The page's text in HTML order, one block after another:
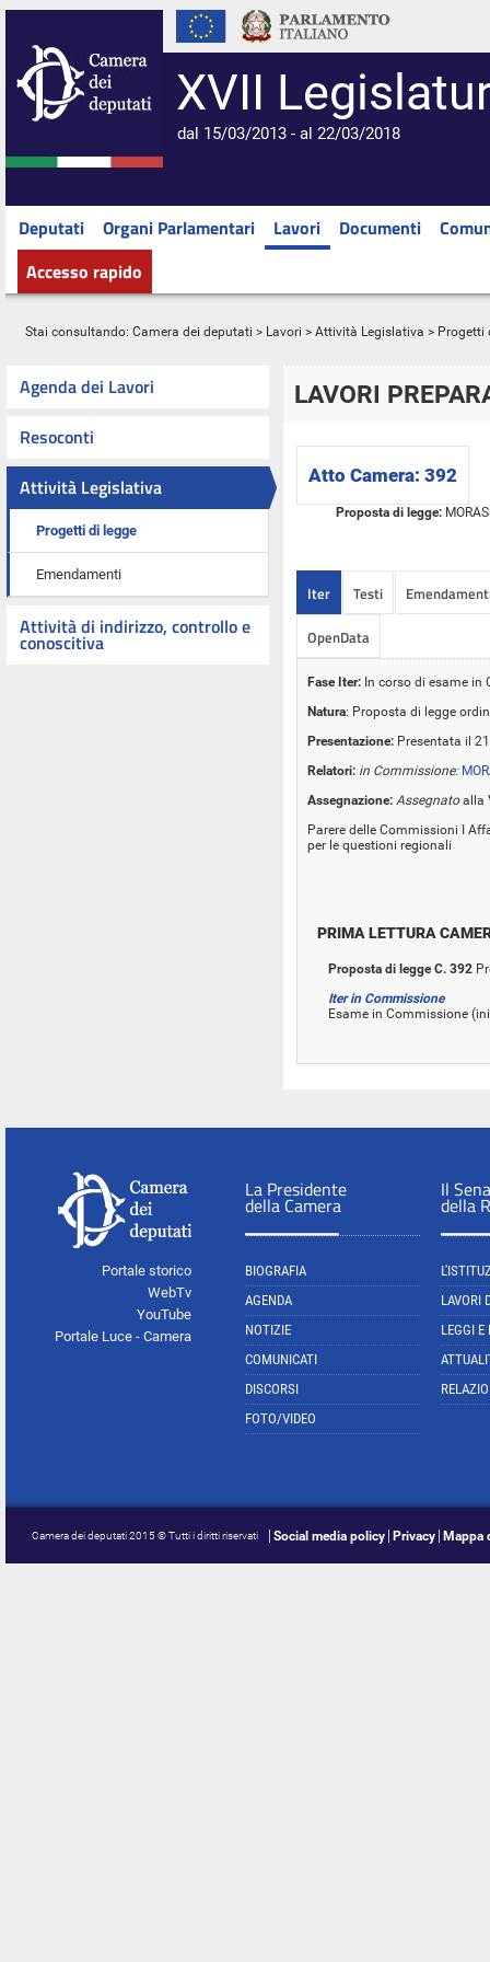
XVII
dal 15/03/2013 - al 22/03/2018
Deputati Organi Parlamentari Lavori Documenti
Accesso rapido
Stai consultando: Camera dei deputati > Lavori > Attività Legislativa > Progetti
Agenda dei Lavori
Resoconti
Attività Legislativa
Progetti di legge
Emendamenti
Attività di indirizzo, controllo e
conoscitiva
LAVORI
Atto Camera: 392
Proposta di legge:
Iter Testi
OpenData
Fase Iter: In corso di esame in
Natura: Proposta di legge
Presentazione: Presentata il
Relatori: in Commissione:
Assegnazione: Assegnatoalla
Parere delle Commissioni I
per le questioni regionali
PRIMA LETTURA
Proposta di legge C. 392
Iter in Commissione
Esame in Commissione
Portale storico
WebTv
YouTube
Portale Luce - Camera
La Presidente
della Camera
BIOGRAFIA
AGENDA
NOTIZIE
COMUNICATI
DISCORSI
FOTO/VIDEO
Il
della
LAVORI
LEGGI E
Camera dei deputati 2015 © Tutti i diritti riservati Social media policy Privacy Mappa